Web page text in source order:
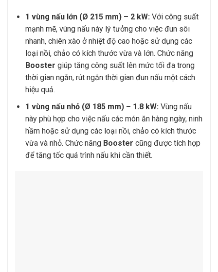
1 vùng nấu lớn (Ø 215 mm) – 2 kW: Với công suất
mạnh mẽ, vùng nấu này lý tưởng cho việc đun sôi
nhanh, chiên xào ở nhiệt độ cao hoặc sử dụng các
loại nồi, chảo có kích thước vừa và lớn. Chức năng
Booster giúp tăng công suất lên mức tối đa trong
thời gian ngắn, rút ngắn thời gian đun nấu một cách
hiệu quả.
1 vùng nấu nhỏ (Ø 185 mm) – 1.8 kW: Vùng nấu
này phù hợp cho việc nấu các món ăn hàng ngày, ninh
hầm hoặc sử dụng các loại nồi, chảo có kích thước
vừa và nhỏ. Chức năng Booster cũng được tích hợp
để tăng tốc quá trình nấu khi cần thiết.